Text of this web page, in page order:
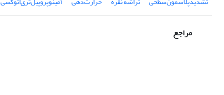
مراجع